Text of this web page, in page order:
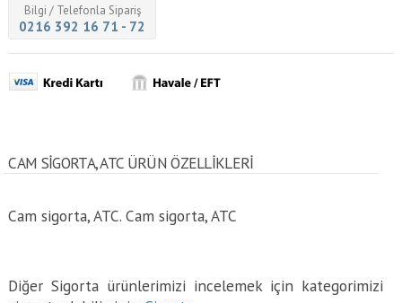
Bilgi / Telefonla Sipariş
0216 392 16 71 - 72
CAM SIGORTA, ATC ÜRÜN ÖZELLİKLERİ
Cam sigorta, ATC. Cam sigorta, ATC
Diğer Sigorta ürünlerimizi incelemek için kategorimizi